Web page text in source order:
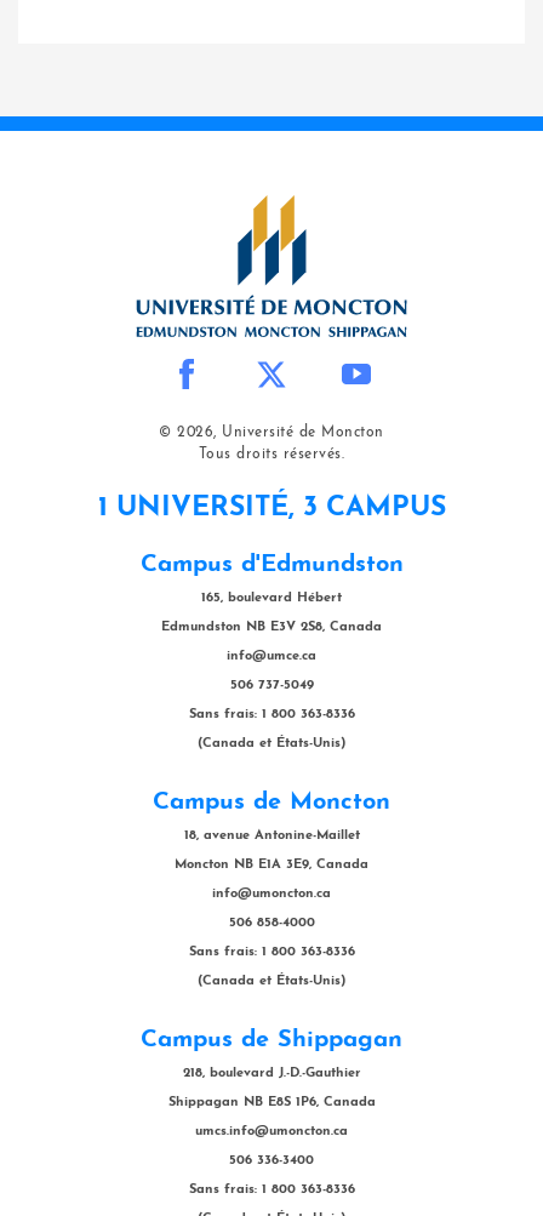
© 2026, Université de Moncton
Tous droits réservés.
1 UNIVERSITÉ, 3 CAMPUS
Campus d'Edmundston
165, boulevard Hébert
Edmundston NB E3V 2S8, Canada
info@umce.ca
506 737-5049
Sans frais: 1 800 363-8336
(Canada et États-Unis)
Campus de Moncton
18, avenue Antonine-Maillet
Moncton NB E1A 3E9, Canada
info@umoncton.ca
506 858-4000
Sans frais: 1 800 363-8336
(Canada et États-Unis)
Campus de Shippagan
218, boulevard J.-D.-Gauthier
Shippagan NB E8S 1P6, Canada
umcs.info@umoncton.ca
506 336-3400
Sans frais: 1 800 363-8336